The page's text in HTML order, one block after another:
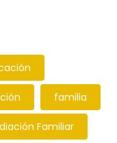
familia
Familiar